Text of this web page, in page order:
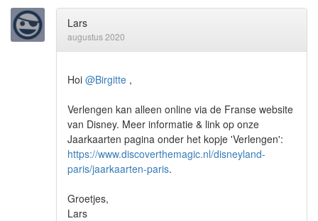
Lars
augustus 2020
Hoi @Birgitte ,
Verlengen kan alleen online via de Franse website
van Disney. Meer informatie & link op onze
Jaarkaarten pagina onder het kopje 'Verlengen':
https://www.discoverthemagic.nl/disneyland-
paris/jaarkaarten-paris.
Groetjes,
Lars